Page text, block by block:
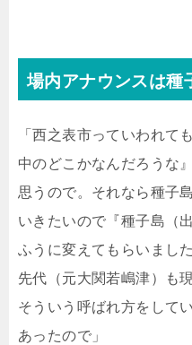
場内アナウンスは種
「西之表市っていわれて
中のどこかなんだろうな
思うので。それなら種子
いきたいので『種子島（
ふうに変えてもらいました
先代（元大関若嶋津）も
そういう呼ばれ方をして
あったので」